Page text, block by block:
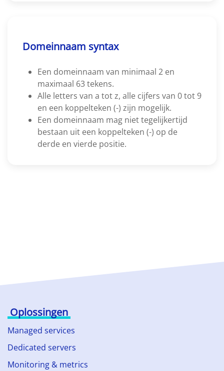
Domeinnaam syntax
Een domeinnaam van minimaal 2 en
maximaal 63 tekens.
Alle letters van a tot z, alle cijfers van 0 tot 9
en een koppelteken (-) zijn mogelijk.
Een domeinnaam mag niet tegelijkertijd
bestaan uit een koppelteken (-) op de
derde en vierde positie.
Oplossingen
Managed services
Dedicated servers
Monitoring & metrics